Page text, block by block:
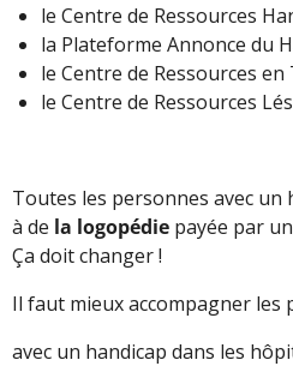
le Centre de Ressources
la Plateforme Annonce du
le Centre de Ressources
le Centre de Ressources
Toutes les personnes avec un
à de la logopédie payée par
Ça doit changer !
Il faut mieux accompagner les
avec un handicap dans les